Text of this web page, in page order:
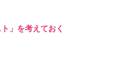
」を考えておく